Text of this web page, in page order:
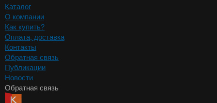
Каталог
О компании
Как купить?
Оплата, доставка
Контакты
Обратная связь
Публикации
Новости
Обратная связь